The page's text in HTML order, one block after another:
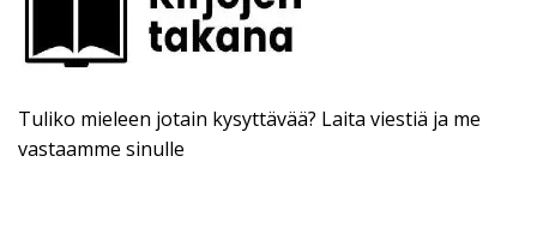
Tuliko mieleen jotain kysyttävää? Laita viestiä ja me
vastaamme sinulle